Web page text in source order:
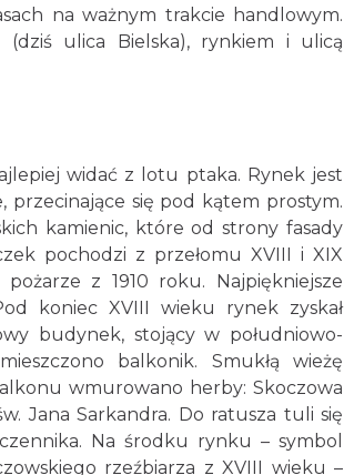
na ważnym trakcie handlowym.
(dziś ulica Bielska), rynkiem i ulicą
widać z lotu ptaka. Rynek jest
się pod kątem prostym.
kamienic, które od strony fasady
pochodzi z przełomu XVIII i XIX
z 1910 roku. Najpiękniejsze
koniec XVIII wieku rynek zyskał
budynek, stojący w południowo-
balkonik. Smukłą wieżę
wmurowano herby: Skoczowa
Jana Sarkandra. Do ratusza tuli się
Na środku rynku – symbol
rzeźbiarza z XVIII wieku –